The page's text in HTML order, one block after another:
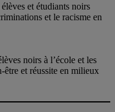
et étudiants noirs
et le racisme en
noirs à l’école et les
être et réussite en milieux